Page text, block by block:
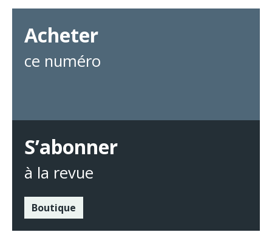
Acheter
ce numéro
S’abonner
à la revue
Boutique